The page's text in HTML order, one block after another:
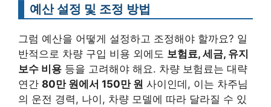
예산 설정 및 조정 방법
그럼 예산을 어떻게 설정하고 조정해야 할까요? 일
반적으로 차량 구입 비용 외에도 보험료, 세금, 유지
보수 비용 등을 고려해야 해요. 차량 보험료는 대략
연간 80만 원에서 150만 원 사이인데, 이는 차주님
의 운전 경력, 나이, 차량 모델에 따라 달라질 수 있